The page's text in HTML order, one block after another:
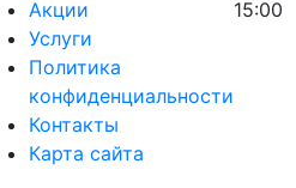
Акции
Услуги
Политика
конфиденциальности
Контакты
Карта сайта
15:00